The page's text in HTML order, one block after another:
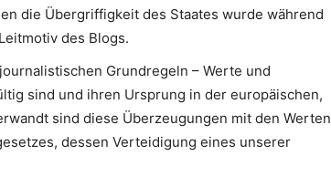
die Übergriffigkeit des Staates wurde während
des Blogs.
Grundregeln – Werte und
sind und ihren Ursprung in der europäischen,
sind diese Überzeugungen mit den Werten
dessen Verteidigung eines unserer